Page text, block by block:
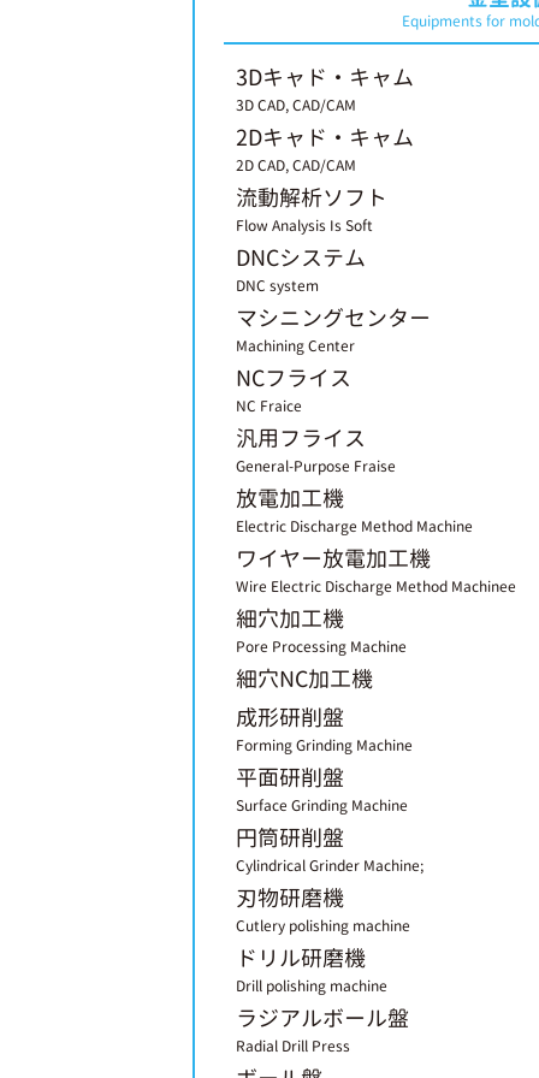
Equipments for
3Dキャド・キャム
3D CAD, CAD/CAM
2Dキャド・キャム
2D CAD, CAD/CAM
流動解析ソフト
Flow Analysis Is Soft
DNCシステム
DNC system
マシニングセンター
Machining Center
NCフライス
NC Fraice
汎用フライス
General-Purpose Fraise
放電加工機
Electric Discharge Method Machine
ワイヤー放電加工機
Wire Electric Discharge Method Machinee
細穴加工機
Pore Processing Machine
細穴NC加工機
成形研削盤
Forming Grinding Machine
平面研削盤
Surface Grinding Machine
円筒研削盤
Cylindrical Grinder Machine;
刃物研磨機
Cutlery polishing machine
ドリル研磨機
Drill polishing machine
ラジアルボール盤
Radial Drill Press